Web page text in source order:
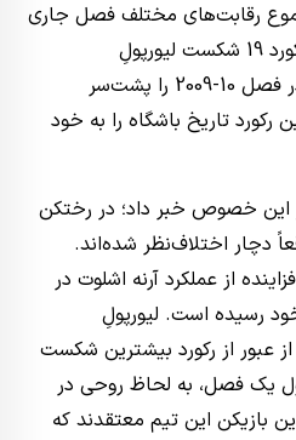
رقابت‌های مختلف فصل جاری
را تجربه کرد و از این حیث رکورد 19 شکست لیورپولِ
تحت‌هدایت رافائل بنیتس در فصل 10-2009 را پشت‌سر
تاریخ باشگاه را به خود
این خصوص خبر داد؛ در رختکن
دچار اختلاف‌نظر شده‌اند.
از عملکرد آرنه اشلوت در
رسیده است. لیورپولِ
عبور از رکورد بیشترین شکست
یک فصل، به لحاظ روحی در
این تیم معتقدند که